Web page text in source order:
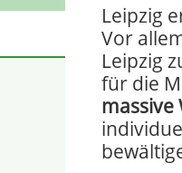
Leipzig
Vor
Leipzig
für die
massive